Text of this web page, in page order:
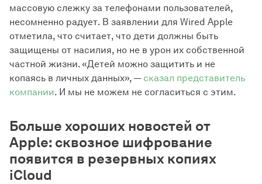
массовую слежку за телефонами пользователей,
несомненно радует. В заявлении для Wired Apple
отметила, что считает, что дети должны быть
защищены от насилия, но не в урон их собственной
частной жизни. «Детей можно защитить и не
копаясь в личных данных», — сказал представитель
компании. И мы не можем не согласиться с этим.
Больше хороших новостей от
Apple: сквозное шифрование
появится в резервных копиях
iCloud